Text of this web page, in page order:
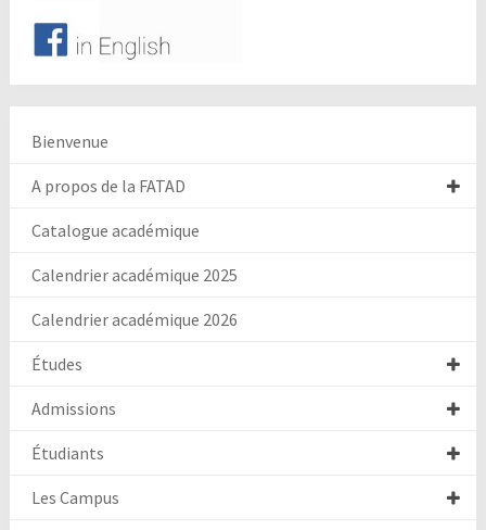
Bienvenue
A propos de la FATAD
Catalogue académique
Calendrier académique 2025
Calendrier académique 2026
Études
Admissions
Étudiants
Les Campus